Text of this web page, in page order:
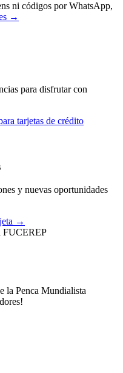
ni códigos por WhatsApp,
→
para disfrutar con
y nuevas oportunidades
→
la Penca Mundialista